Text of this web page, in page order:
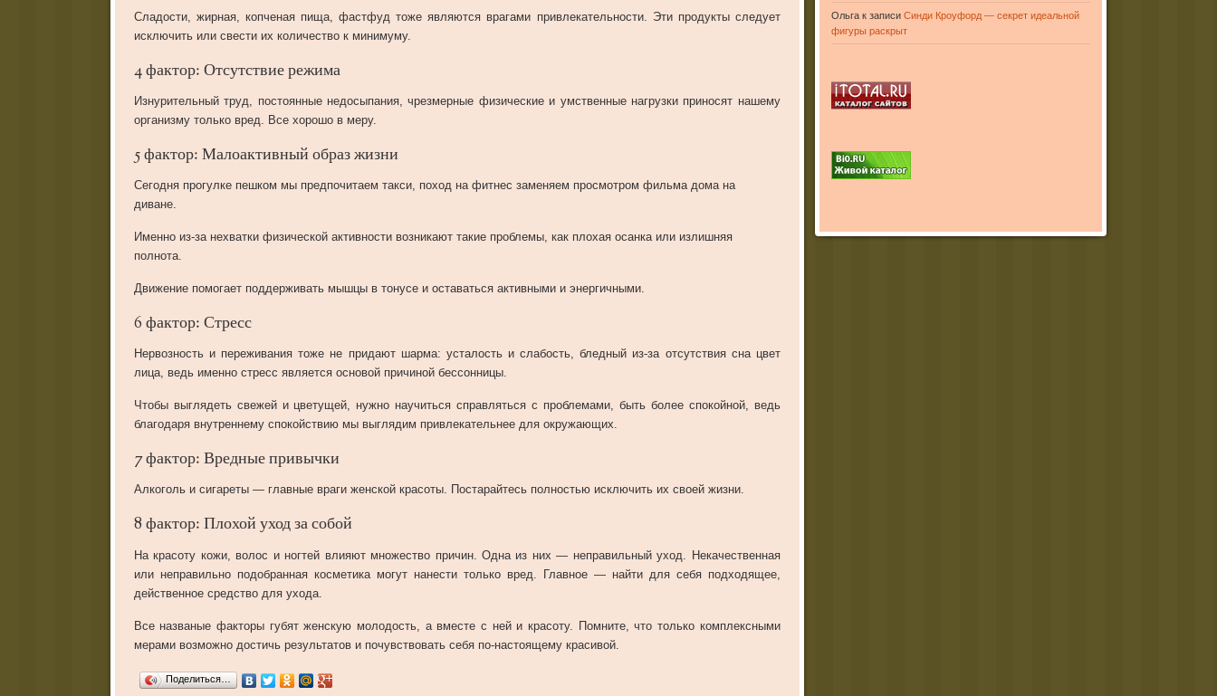
Сладости, жирная, копченая пища, фастфуд тоже являются врагами привлекательности. Эти продукты следует
исключить или свести их количество к минимуму.
4 фактор: Отсутствие режима
Изнурительный труд, постоянные недосыпания, чрезмерные физические и умственные нагрузки приносят нашему
организму только вред. Все хорошо в меру.
5 фактор: Малоактивный образ жизни
Сегодня прогулке пешком мы предпочитаем такси, поход на фитнес заменяем просмотром фильма дома на
диване.
Именно из-за нехватки физической активности возникают такие проблемы, как плохая осанка или излишняя
полнота.
Движение помогает поддерживать мышцы в тонусе и оставаться активными и энергичными.
6 фактор: Стресс
Нервозность и переживания тоже не придают шарма: усталость и слабость, бледный из-за отсутствия сна цвет
лица, ведь именно стресс является основой причиной бессонницы.
Чтобы выглядеть свежей и цветущей, нужно научиться справляться с проблемами, быть более спокойной, ведь
благодаря внутреннему спокойствию мы выглядим привлекательнее для окружающих.
7 фактор: Вредные привычки
Алкоголь и сигареты — главные враги женской красоты. Постарайтесь полностью исключить их своей жизни.
8 фактор: Плохой уход за собой
На красоту кожи, волос и ногтей влияют множество причин. Одна из них — неправильный уход. Некачественная
или неправильно подобранная косметика могут нанести только вред. Главное — найти для себя подходящее,
действенное средство для ухода.
Все названые факторы губят женскую молодость, а вместе с ней и красоту. Помните, что только комплексными
мерами возможно достичь результатов и почувствовать себя по-настоящему красивой.
Поделиться…
Ольга к записиСинди Кроуфорд — секрет идеальной
фигуры раскрыт